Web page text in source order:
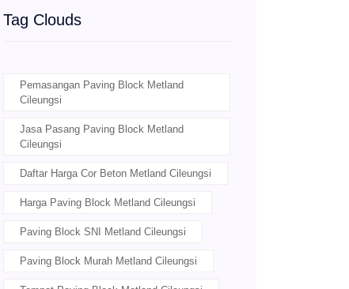
Tag Clouds
Pemasangan Paving Block Metland
Cileungsi
Jasa Pasang Paving Block Metland
Cileungsi
Daftar Harga Cor Beton Metland Cileungsi
Harga Paving Block Metland Cileungsi
Paving Block SNI Metland Cileungsi
Paving Block Murah Metland Cileungsi